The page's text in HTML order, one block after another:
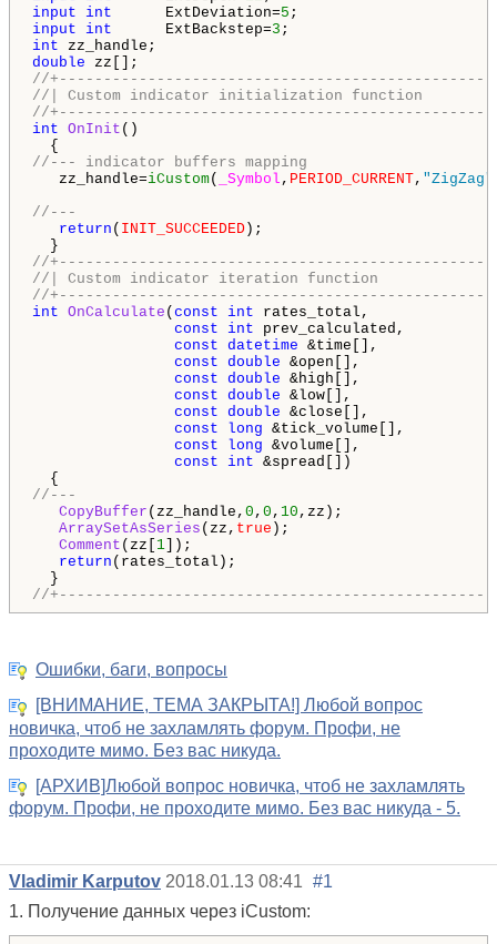
input
int ExtDeviation=5
input
int ExtBackstep=3
int
double
//
//| Custom indicator initialization function
//
int OnInit ()
//--- indicator buffers mapping
zz_handle=iCustom( _Symbol , PERIOD_CURRENT, "ZigZag"
//---
return ( INIT_SUCCEEDED );
//
//| Custom indicator iteration function
//
int OnCalculate ( const int rates_total,
const
int prev_calculated,
const datetime &time[],
const double &open[],
const double &high[],
const double &low[],
const double &close[],
const
long &tick_volume[],
const
long &volume[],
const
int &spread[])
//---
CopyBuffer (zz_handle, 0 , 0 , 10 ,zz);
ArraySetAsSeries (zz, true );
Comment (zz[ 1 ]);
return (rates_total);
//
Ошибки, баги, вопросы
[ВНИМАНИЕ, ТЕМА ЗАКРЫТА!] Любой вопрос
новичка, чтоб не захламлять форум. Профи, не
проходите мимо. Без вас никуда.
[АРХИВ]Любой вопрос новичка, чтоб не захламлять
форум. Профи, не проходите мимо. Без вас никуда - 5.
Vladimir Karputov 2018.01.13 08:41 #1
1. Получение данных через iCustom: